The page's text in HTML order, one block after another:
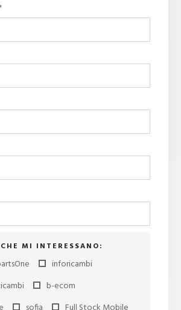
MI INTERESSANO:
inforicambi
b-ecom